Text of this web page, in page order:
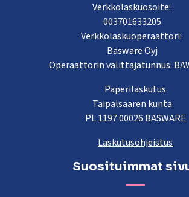
Verkkolaskuosoite:
003701633205
Verkkolaskuoperaattori:
Basware Oyj
Operaattorin välittäjätunnus:
Paperilaskutus
Taipalsaaren kunta
PL 1197 00026 BASWARE
Laskutusohjeistus
Suosituimmat